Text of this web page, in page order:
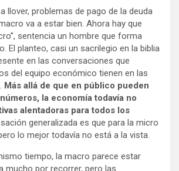
llover, problemas de pago de la deuda
va a estar bien. Ahora hay que
sentencia un hombre que forma
El planteo, casi un sacrilegio en la biblia
en las conversaciones que
del equipo económico tienen en las
Más allá de que en público pueden
la economía todavía no
alentadoras para todos los
generalizada es que para la micro
lo mejor todavía no está a la vista.
tiempo, la macro parece estar
mucho por recorrer, pero las